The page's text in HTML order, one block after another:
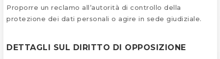
Proporre un reclamo all’autorità di controllo della
protezione dei dati personali o agire in sede giudiziale.
DETTAGLI SUL DIRITTO DI OPPOSIZIONE